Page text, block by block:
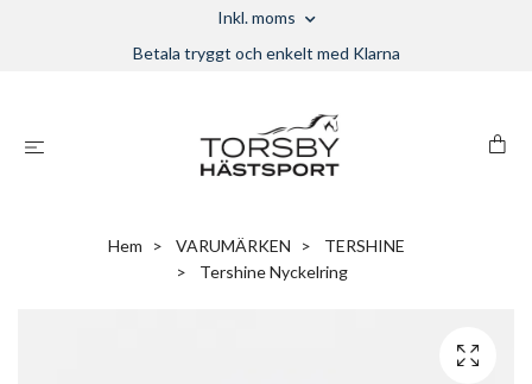
Inkl. moms
Betala tryggt och enkelt med Klarna
Hem VARUMÄRKEN
TERSHINE
Tershine Nyckelring